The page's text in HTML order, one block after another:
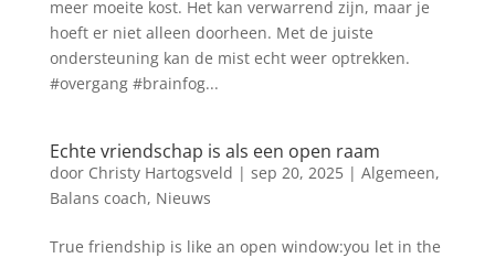
meer moeite kost. Het kan verwarrend zijn, maar je
hoeft er niet alleen doorheen. Met de juiste
ondersteuning kan de mist echt weer optrekken.
#overgang #brainfog...
Echte vriendschap is als een open raam
door Christy Hartogsveld | sep 20, 2025| Algemeen,
Balans coach, Nieuws
True friendship is like an open window:you let in the